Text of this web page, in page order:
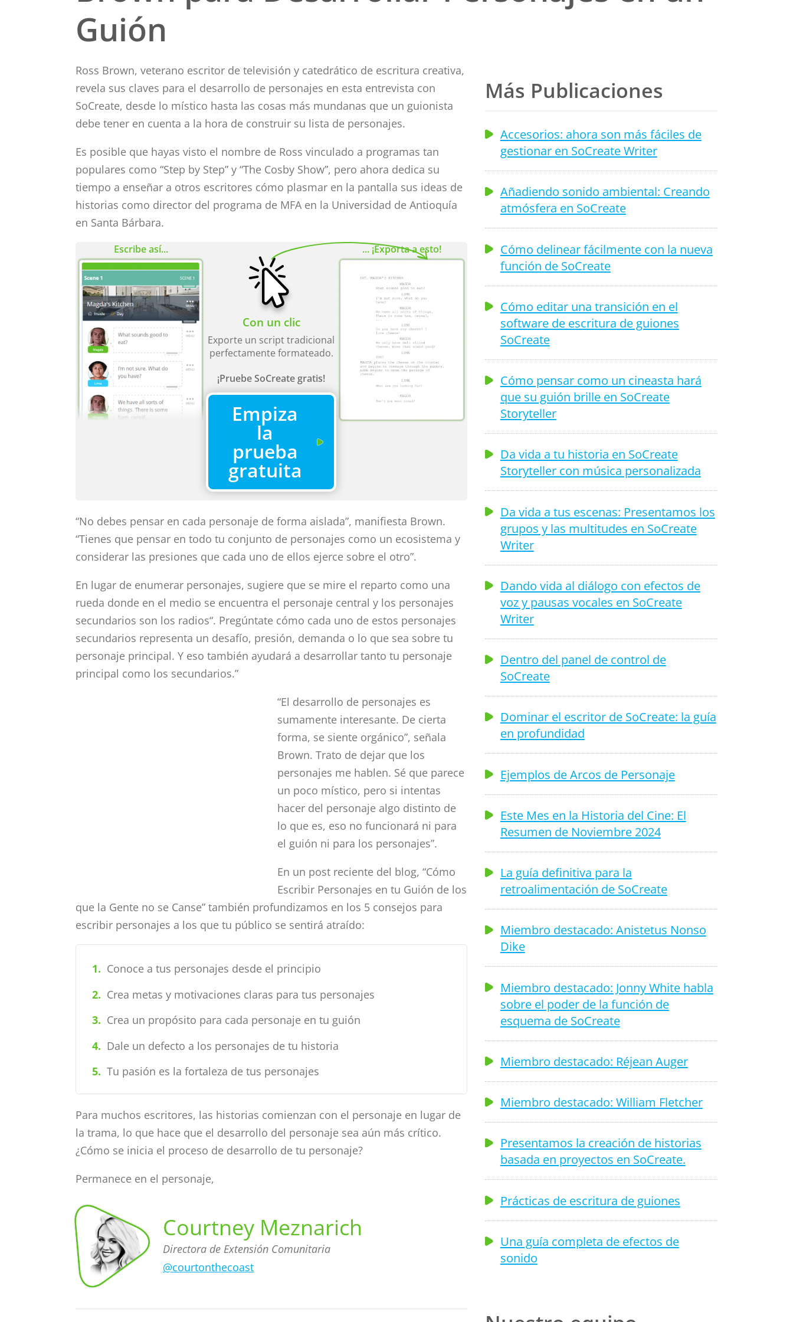
Guión
Ross Brown, veterano escritor de televisión y catedrático de escritura creativa,
revela sus claves para el desarrollo de personajes en esta entrevista con
SoCreate, desde lo místico hasta las cosas más mundanas que un guionista
debe tener en cuenta a la hora de construir su lista de personajes.
Es posible que hayas visto el nombre de Ross vinculado a programas tan
populares como “Step by Step” y “The Cosby Show”, pero ahora dedica su
tiempo a enseñar a otros escritores cómo plasmar en la pantalla sus ideas de
historias como director del programa de MFA en la Universidad de Antioquía
en Santa Bárbara.
Con un clic
Exporte un script tradicional
perfectamente formateado.
¡Pruebe SoCreate gratis!
Empiza
la
prueba
gratuita
Escribe así... ... ¡Exporta a esto!
“No debes pensar en cada personaje de forma aislada”, manifiesta Brown.
“Tienes que pensar en todo tu conjunto de personajes como un ecosistema y
considerar las presiones que cada uno de ellos ejerce sobre el otro”.
En lugar de enumerar personajes, sugiere que se mire el reparto como una
rueda donde en el medio se encuentra el personaje central y los personajes
secundarios son los radios“. Pregúntate cómo cada uno de estos personajes
secundarios representa un desafío, presión, demanda o lo que sea sobre tu
personaje principal. Y eso también ayudará a desarrollar tanto tu personaje
principal como los secundarios.”
personaje
algo
distinto de
lo que es,
eso no
funcionará
ni para el
guión ni
para el
personaje.
No
necesitas
pensar en
cada
“El desarrollo de personajes es
sumamente interesante. De cierta
forma, se siente orgánico”, señala
Brown. Trato de dejar que los
personajes me hablen. Sé que parece
un poco místico, pero si intentas
hacer del personaje algo distinto de
lo que es, eso no funcionará ni para
el guión ni para los personajes”.
En un post reciente del blog, “Cómo
Escribir Personajes en tu Guión de los
que la Gente no se Canse” también profundizamos en los 5 consejos para
escribir personajes a los que tu público se sentirá atraído:
Conoce a tus personajes desde el principio
Crea metas y motivaciones claras para tus personajes
Crea un propósito para cada personaje en tu guión
Dale un defecto a los personajes de tu historia
Tu pasión es la fortaleza de tus personajes
Para muchos escritores, las historias comienzan con el personaje en lugar de
la trama, lo que hace que el desarrollo del personaje sea aún más crítico.
¿Cómo se inicia el proceso de desarrollo de tu personaje?
Permanece en el personaje,
Courtney
Meznarich,
Directora
de Extensión
Comunitaria
Courtney Meznarich
Directora de Extensión Comunitaria
@courtonthecoast
Más Publicaciones
Accesorios: ahora son más fáciles de
gestionar en SoCreate Writer
Añadiendo sonido ambiental: Creando
atmósfera en SoCreate
Cómo delinear fácilmente con la nueva
función de SoCreate
Cómo editar una transición en el
software de escritura de guiones
SoCreate
Cómo pensar como un cineasta hará
que su guión brille en SoCreate
Storyteller
Da vida a tu historia en SoCreate
Storyteller con música personalizada
Da vida a tus escenas: Presentamos los
grupos y las multitudes en SoCreate
Writer
Dando vida al diálogo con efectos de
voz y pausas vocales en SoCreate
Writer
Dentro del panel de control de
SoCreate
Dominar el escritor de SoCreate: la guía
en profundidad
Ejemplos de Arcos de Personaje
Este Mes en la Historia del Cine: El
Resumen de Noviembre 2024
La guía definitiva para la
retroalimentación de SoCreate
Miembro destacado: Anistetus Nonso
Dike
Miembro destacado: Jonny White habla
sobre el poder de la función de
esquema de SoCreate
Miembro destacado: Réjean Auger
Miembro destacado: William Fletcher
Presentamos la creación de historias
basada en proyectos en SoCreate.
Prácticas de escritura de guiones
Una guía completa de efectos de
sonido